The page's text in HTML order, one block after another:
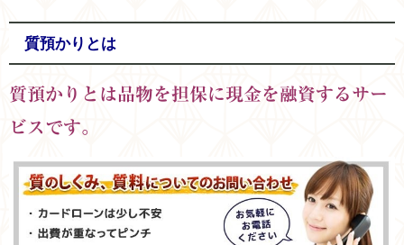
質預かりとは
質預かりとは品物を担保に現金を融資するサー
ビスです。